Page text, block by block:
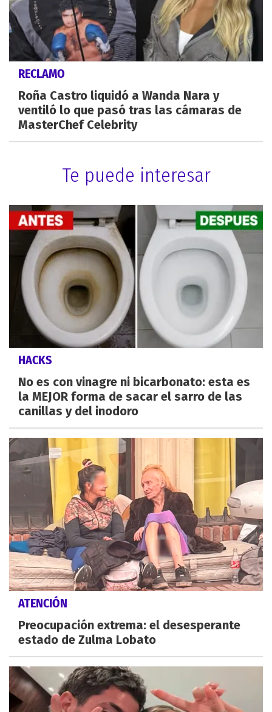
RECLAMO
Roña Castro liquidó a Wanda Nara y
ventiló lo que pasó tras las cámaras de
MasterChef Celebrity
Te puede interesar
HACKS
No es con vinagre ni bicarbonato: esta es
la MEJOR forma de sacar el sarro de las
canillas y del inodoro
ATENCIÓN
Preocupación extrema: el desesperante
estado de Zulma Lobato